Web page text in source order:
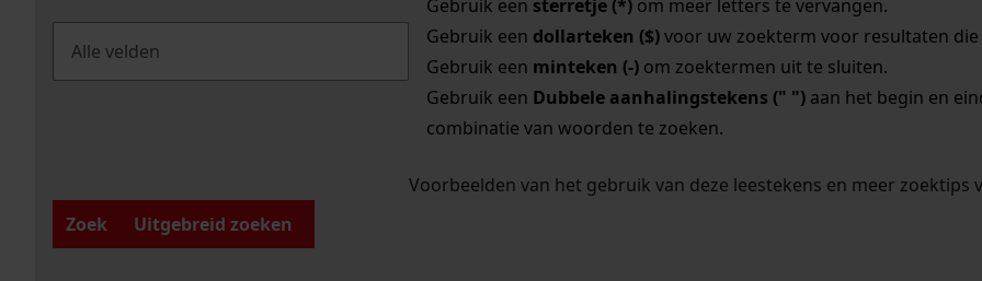
Gebruik een sterretje (*)om meer letters te vervangen.
Gebruik een dollarteken ($)voor uw zoekterm voor resultaten die
Gebruik een minteken (-)om zoektermen uit te sluiten.
Gebruik een Dubbele aanhalingstekens (" ")aan het begin en
combinatie van woorden te zoeken.
Voorbeelden van het gebruik van deze leestekens en meer zoektips
Zoek
Uitgebreid zoeken